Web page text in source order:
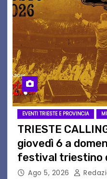
EVENTI TRIESTE E PROVINCIA
TRIESTE
giovedì 6 a
festival triestino
Springsteen
Ago 5, 2026